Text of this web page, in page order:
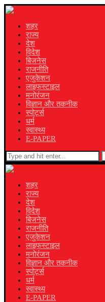
शहर
राज्य
देश
विदेश
बिजनेस
राजनीति
एजुकेशन
लाइफस्टाइल
मनोरंजन
विज्ञान और तकनीक
स्पोर्ट्स
धर्म
स्वास्थ्य
E-PAPER
शहर
राज्य
देश
विदेश
बिजनेस
राजनीति
एजुकेशन
लाइफस्टाइल
मनोरंजन
विज्ञान और तकनीक
स्पोर्ट्स
धर्म
स्वास्थ्य
E-PAPER